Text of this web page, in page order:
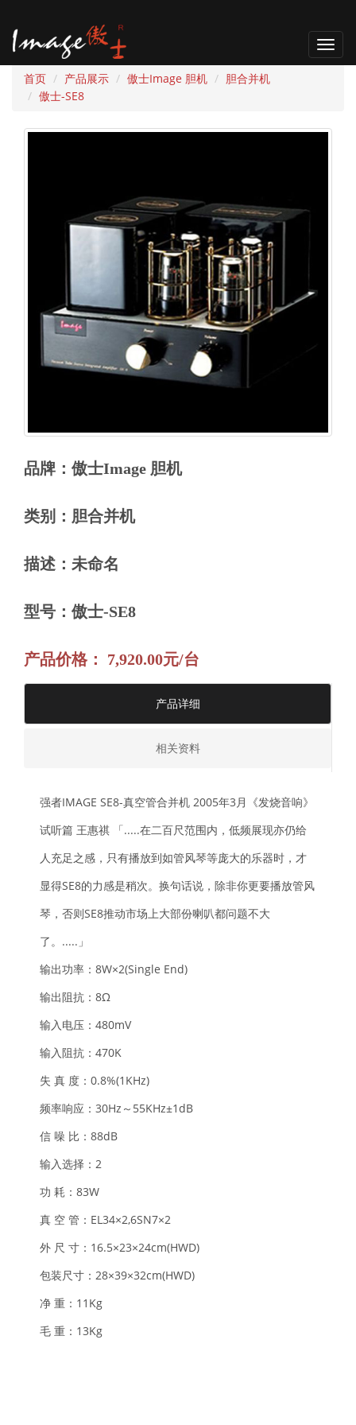
T
o
e
首页 产品展示 傲士Image 胆机
胆合并机
傲士-SE8
品牌：傲士Image 胆机
类别：胆合并机
描述：未命名
型号：傲士-SE8
产品价格： 7,920.00元/台
产品详细
相关资料
强者IMAGE SE8-真空管合并机 2005年3月《发烧音响》
试听篇 王惠祺 「.....在二百尺范围内，低频展现亦仍给
人充足之感，只有播放到如管风琴等庞大的乐器时，才
显得SE8的力感是稍次。换句话说，除非你更要播放管风
琴，否则SE8推动市场上大部份喇叭都问题不大
了。.....」
输出功率：8W×2(Single End)
输出阻抗：8Ω
输入电压：480mV
输入阻抗：470K
失 真 度：0.8%(1KHz)
频率响应：30Hz～55KHz±1dB
信 噪 比：88dB
输入选择：2
功 耗：83W
真 空 管：EL34×2,6SN7×2
外 尺 寸：16.5×23×24cm(HWD)
包装尺寸：28×39×32cm(HWD)
净 重：11Kg
毛 重：13Kg